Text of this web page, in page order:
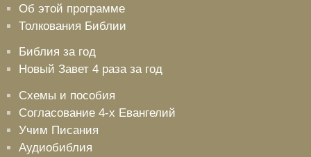
Об этой программе
Толкования Библии
Библия за год
Новый Завет 4 раза за год
Схемы и пособия
Согласование 4-х Евангелий
Учим Писания
Аудиобиблия
Вход